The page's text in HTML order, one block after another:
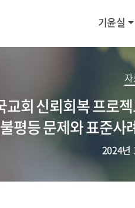
기윤실
교회 신뢰회복 프로
불평등 문제와 표준사
2024년